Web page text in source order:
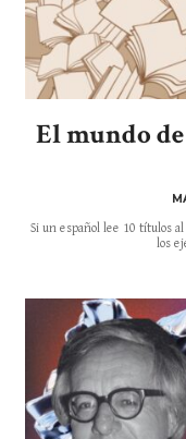
El mundo
Si un español lee 10 títulos
los